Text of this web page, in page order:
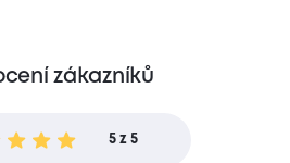
zákazníků
5 z 5